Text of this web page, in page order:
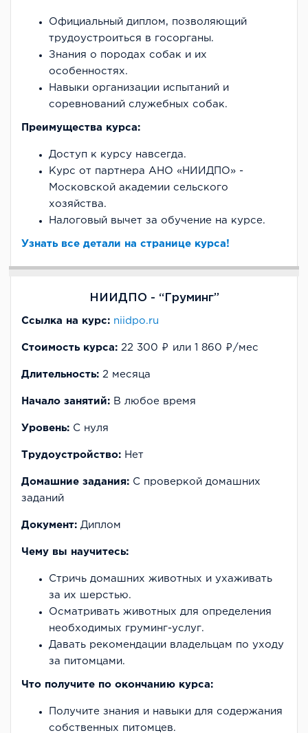
Официальный диплом, позволяющий
трудоустроиться в госорганы.
Знания о породах собак и их
особенностях.
Навыки организации испытаний и
соревнований служебных собак.
Преимущества курса:
Доступ к курсу навсегда.
Курс от партнера АНО «НИИДПО» -
Московской академии сельского
хозяйства.
Налоговый вычет за обучение на курсе.
Узнать все детали на странице курса!
НИИДПО - “Груминг”
Ссылка на курс: niidpo.ru
Стоимость курса: 22 300 ₽ или 1 860 ₽/мес
Длительность: 2 месяца
Начало занятий: В любое время
Уровень: С нуля
Трудоустройство: Нет
Домашние задания: С проверкой домашних
заданий
Документ: Диплом
Чему вы научитесь:
Стричь домашних животных и ухаживать
за их шерстью.
Осматривать животных для определения
необходимых груминг-услуг.
Давать рекомендации владельцам по уходу
за питомцами.
Что получите по окончанию курса:
Получите знания и навыки для содержания
собственных питомцев.